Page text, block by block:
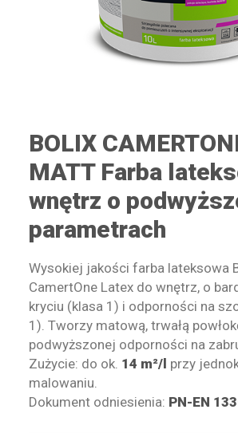
NASZE MARKI
WYSZUKIWANIE
STREFA PRACOWNIKA
RECEPTURY ON-LINE
BOLIX
MATT Farba
wnętrz o
parametrach
Wysokiej jakości farba lateksowa
CamertOne Latex do wnętrz, o
kryciu (klasa 1) i odporności na
1). Tworzy matową, trwałą
podwyższonej odporności na
Zużycie: do ok. 14 m²/l przy
malowaniu.
Dokument odniesienia: PN-EN